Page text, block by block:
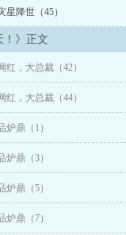
如一条忠犬，听从吩
星降世（45）
！》正文
红，大总裁（42）
红，大总裁（44）
炉鼎（1）
炉鼎（3）
炉鼎（5）
炉鼎（7）